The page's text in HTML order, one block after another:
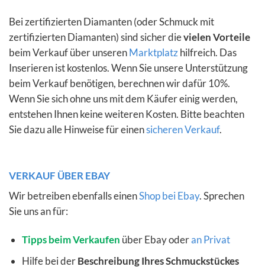
Bei zertifizierten Diamanten (oder Schmuck mit
zertifizierten Diamanten) sind sicher dievielen Vorteile
beim Verkauf über unserenMarktplatzhilfreich. Das
Inserieren ist kostenlos. Wenn Sie unsere Unterstützung
beim Verkauf benötigen, berechnen wir dafür 10%.
Wenn Sie sich ohne uns mit dem Käufer einig werden,
entstehen Ihnen keine weiteren Kosten. Bitte beachten
Sie dazu alle Hinweise für einensicheren Verkauf.
VERKAUF ÜBER EBAY
Wir betreiben ebenfalls einenShop bei Ebay. Sprechen
Sie uns an für:
Tipps beim Verkaufen über Ebay oderan Privat
Hilfe bei derBeschreibung Ihres Schmuckstückes